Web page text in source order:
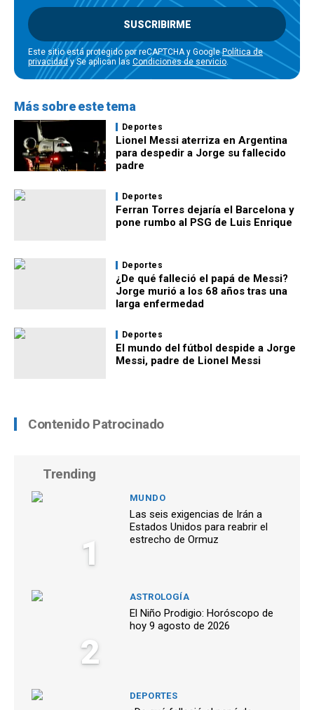
SUSCRIBIRME
Este sitio está protegido por reCAPTCHA y GooglePolítica de
privacidady Se aplican las Condiciones de servicio.
Más sobre este tema
Deportes
Lionel Messi aterriza en Argentina
para despedir a Jorge su fallecido
padre
Deportes
Ferran Torres dejaría el Barcelona y
pone rumbo al PSG de Luis Enrique
Deportes
¿De qué falleció el papá de Messi?
Jorge murió a los 68 años tras una
larga enfermedad
Deportes
El mundo del fútbol despide a Jorge
Messi, padre de Lionel Messi
Contenido Patrocinado
Trending
1
MUNDO
Las seis exigencias de Irán a
Estados Unidos para reabrir el
estrecho de Ormuz
2
ASTROLOGÍA
El Niño Prodigio: Horóscopo de
hoy 9 agosto de 2026
DEPORTES